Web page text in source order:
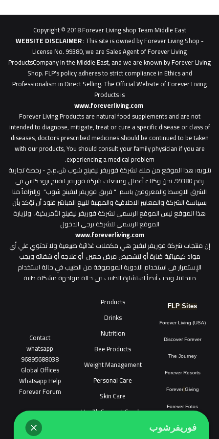
Copyright © 2018 Forever Living shop Team Middle East
WEBSITE DISCLAIMER: This site is owned by Forever Living Shop -
License No. 99380, we are Sales Agent of Forever Living
ProductsCompany in the Middle East, and we are known by Forever Living
Shop. FLP's policy adheres to strict compliance in Ethics and
Professionalism in Direct Selling. The Official Website of Forever Living
Products is
www.foreverliving.com
Forever Living Products are natural food supplements and are not
intended to diagnose, mitigate, treat or cure a specific disease or class of
diseases, doctors prescribed medicines should be continued to be taken
with our products, You should consult your family physician if you are
experiencing a medical problem.
تنـويه: هذا الموقع من ملك لشركة فوريفر ليفينج شوب ش.م.ح - رخصة تجارية
رقم 99380، نحن وكلاء أعمال ومبيعات شركة فوريفر لبفينج برودكتس في
الشرق الاوسط والمعروفين باسم " فريق فوريفر ليفينج شوب" وإلتزاماً منا
بسياسة الشركة والمعايير الاخلاقية والمهنية للبيع المباشر فنود أن نؤكد بأن
هذا الموقع ليس الموقع الرسمي لشركة فوريفر ليفينج الأمريكية، ولزيارة
الموقع الرسمي للشركة يرجي الدخول
www.foreverliving.com
​إن منتجات شركة فوريفر ليفيج هي مكملات غذائية طبيعية ولا تحتوي علي أي
مواد كيميائية ضارة أو لتشخيص مرض معين أو علاجه أو شفائه ويجب
الإستمرار في استخدام الادوية الموصوفة من الطبيب في حالة استخدام
منتجاتنا، ويجب أيضاً استشارة الطبيب في حالة مواجهة مشكلة طبية
FLP Sites
Forever Living (USA)
Discover Forever
The Journey
Forever Resorts
Forever Giving
Forever Fotos
Products
Drinks
Nutrition
Bee Products
Weight Management
Personal Care
Skin Care
Health Support Combo
Contact
whatsapp
96895688038
Global Offices
Whatsapp Help
Forever Forum
فوريفرشوب